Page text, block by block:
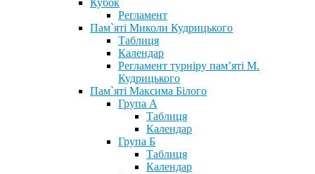
Кубок
Регламент
Пам`яті Миколи Кудрицького
Таблиця
Календар
Регламент турніру пам’яті М.
Кудрицького
Пам`яті Максима Білого
Група А
Таблиця
Календар
Група Б
Таблиця
Календар